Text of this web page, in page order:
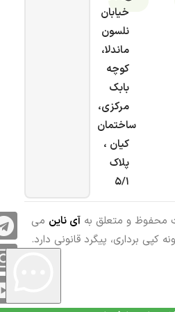
خیابان
نلسون
ماندلا،
کوچه
بابک
مرکزی،
ساختمان
کیان ،
پلاک
۵/۱
محفوظ و متعلق به آی ناین می
کپی برداری، پیگرد قانونی دارد.